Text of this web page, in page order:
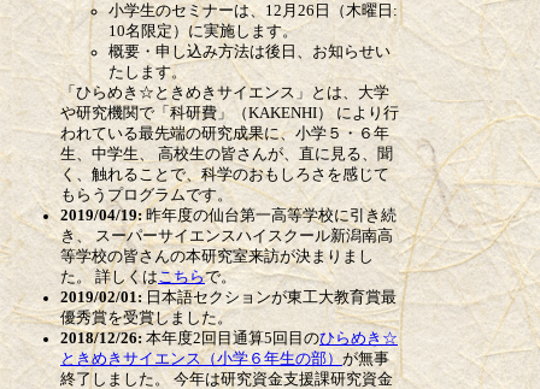
小学生のセミナーは、12月26日（木曜日:
10名限定）に実施します。
概要・申し込み方法は後日、お知らせい
たします。
「ひらめき☆ときめきサイエンス」とは、大学
や研究機関で「科研費」（KAKENHI） により行
われている最先端の研究成果に、小学５・６年
生、中学生、 高校生の皆さんが、直に見る、聞
く、触れることで、科学のおもしろさを感じて
もらうプログラムです。
2019/04/19:昨年度の仙台第一高等学校に引き続
き、 スーパーサイエンスハイスクール新潟南高
等学校の皆さんの本研究室来訪が決まりまし
た。 詳しくは こちらで。
2019/02/01:日本語セクションが東工大教育賞最
優秀賞を受賞しました。
2018/12/26: 本年度2回目通算5回目のひらめき☆
ときめきサイエンス（小学６年生の部） が無事
終了しました。 今年は研究資金支援課研究資金